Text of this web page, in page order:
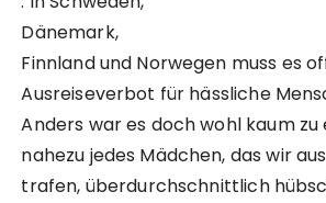
Dänemark,
Finnland und Norwegen muss es
Ausreiseverbot für hässliche
Anders war es doch wohl kaum
nahezu jedes Mädchen, das wir
trafen, überdurchschnittlich